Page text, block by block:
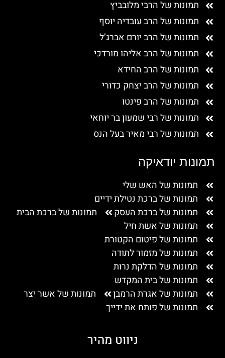
תמונות יודאיקה
תמונות של האש שלי
תמונות של ברכת נטילת ידיים
תמונות של ברכת העסק
תמונות של ברכת הבית
תמונות של אשת חיל
תמונות של פיטום הקטורת
תמונות של מזמור לתודה
תמונות של הדלקת נרות
תמונות של בית המקדש
תמונות של אגרת הרמבן
תמונות של אשר יצר
תמונות של פותח את ידייך
תמונות של הרבי מלובביץ
תמונות של הרב עובדיה יוסף
תמונות של הרב יורם אברג’ל
תמונות של הרב אליהו מורדכי
תמונות של הרב החידא
תמונות של הרב יצחק כדורי
תמונות של הרב פינטו
תמונות של רבי שמעון בר יוחאי
תמונות של רבי מאיר בעל הנס
ניווט מהיר